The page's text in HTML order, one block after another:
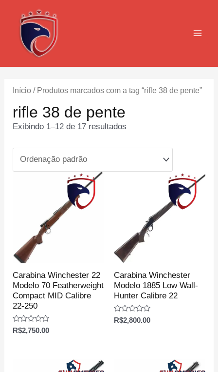
conteúdo
Início / Produtos marcados com a tag “rifle 38 de pente”
rifle 38 de pente
Exibindo 1–12 de 17 resultados
Carabina Winchester 22
Modelo 70 Featherweight
Compact MID Calibre
22-250
Avaliação
R$2,750.00
Carabina Winchester
Modelo 1885 Low Wall-
Hunter Calibre 22
Avaliação
R$2,800.00